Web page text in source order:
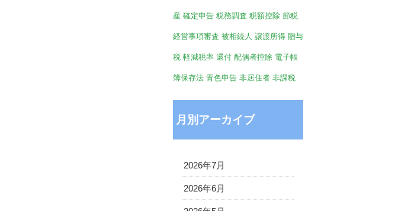
産 確定申告 税務調査 税額控除 節税
経営事項審査 被相続人 譲渡所得 贈与
税 軽減税率 還付 配偶者控除 電子帳
簿保存法 青色申告 非居住者 非課税
月別アーカイブ
2026年7月
2026年6月